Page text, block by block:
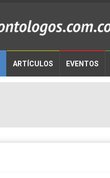
ARTÍCULOS EVENTOS